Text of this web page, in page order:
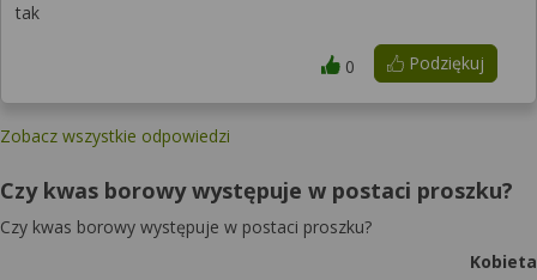
tak
Podziękuj
0
Zobacz wszystkie odpowiedzi
Czy kwas borowy występuje w postaci proszku?
Czy kwas borowy występuje w postaci proszku?
Kobieta